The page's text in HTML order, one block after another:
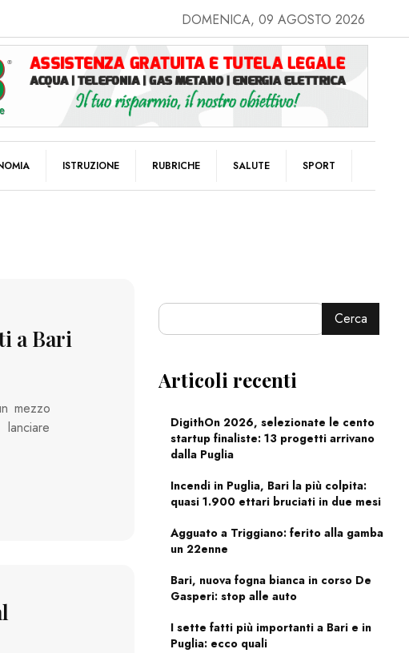
DOMENICA, 09 AGOSTO 2026
ISTRUZIONE RUBRICHE SALUTE SPORT
a Bari
mezzo
lanciare
Cerca
Articoli recenti
DigithOn 2026, selezionate le cento
startup finaliste: 13 progetti arrivano
dalla Puglia
Incendi in Puglia, Bari la più colpita:
quasi 1.900 ettari bruciati in due mesi
Agguato a Triggiano: ferito alla gamba
un 22enne
Bari, nuova fogna bianca in corso De
Gasperi: stop alle auto
I sette fatti più importanti a Bari e in
Puglia: ecco quali